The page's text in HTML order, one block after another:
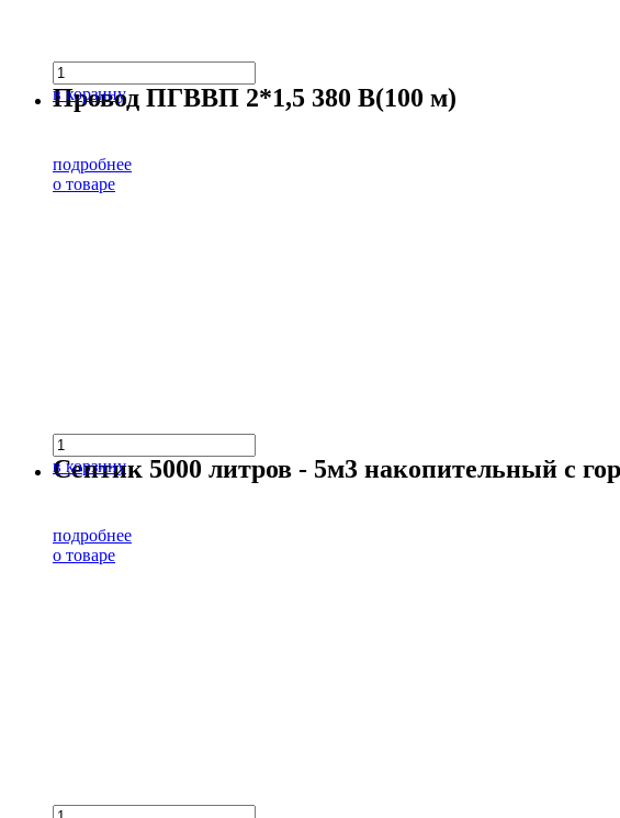
в корзину
Провод ПГВВП 2*1,5 380 В(100 м)
подробнее
о товаре
в корзину
Септик 5000 литров - 5м3 накопительный с
подробнее
о товаре